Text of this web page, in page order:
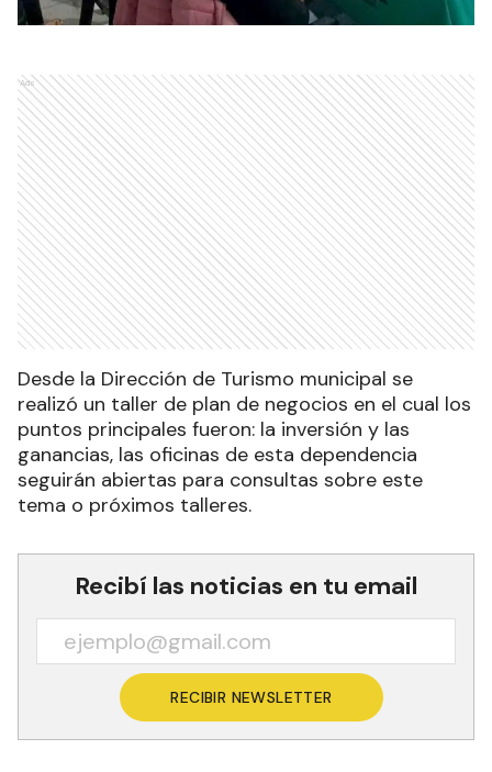
Ads
Desde la Dirección de Turismo municipal se
realizó un taller de plan de negocios en el cual los
puntos principales fueron: la inversión y las
ganancias, las oficinas de esta dependencia
seguirán abiertas para consultas sobre este
tema o próximos talleres.
Recibí las noticias en tu email
RECIBIR NEWSLETTER